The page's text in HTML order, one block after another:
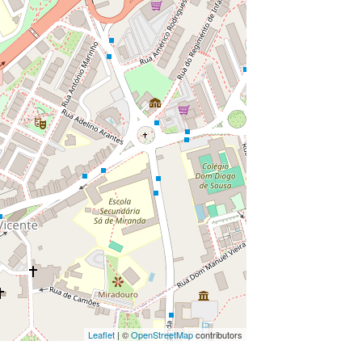
Leaflet| ©OpenStreetMapcontributors